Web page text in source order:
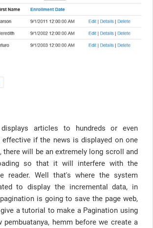
articles to hundreds or even
if the news is displayed on one
there will be an extremely long scroll and
so that it will interfere with the
reader. Well that's where the system
to display the incremental data, in
is going to save the page web,
a tutorial to make a Pagination using
pembuatanya, hemm before we create a